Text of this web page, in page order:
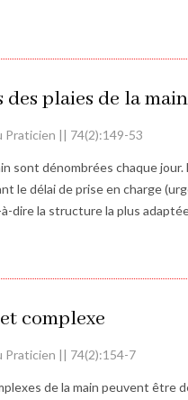
plaies de la main
Praticien || 74(2):149-53
sont dénombrées chaque
le délai de prise en charge
dire la structure la plus
complexe
Praticien || 74(2):154-7
de la main peuvent être